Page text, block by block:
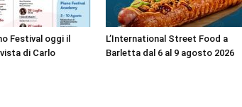
Festival oggi il
di Carlo
L’International Street Food a
Barletta dal 6 al 9 agosto 2026